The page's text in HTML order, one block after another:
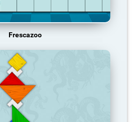
Frescazoo